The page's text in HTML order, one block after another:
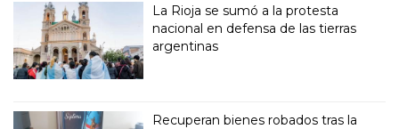
La Rioja se sumó a la protesta
nacional en defensa de las tierras
argentinas
Recuperan bienes robados tras la